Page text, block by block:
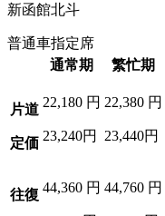
新函館北斗
普通車指定席
通常期
繁忙期
片道
定価
22,180 円
23,240円
22,380 円
23,440円
往復 44,360 円 44,760 円